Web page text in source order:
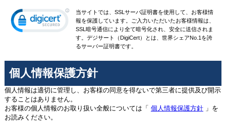
当サイトでは、SSLサーバ証明書を使用して、お客様情
報を保護しています。ご入力いただいたお客様情報は、
SSL暗号通信により全て暗号化され、安全に送信されま
す。デジサート（DigiCert）とは、世界シェアNo.1を誇
るサーバー証明書です。
個人情報保護方針
個人情報は適切に管理し、お客様の同意を得ないで第三者に提供及び開示
することはありません。
お客様の個人情報のお取り扱い全般については「 個人情報保護方針」を
お読みください。